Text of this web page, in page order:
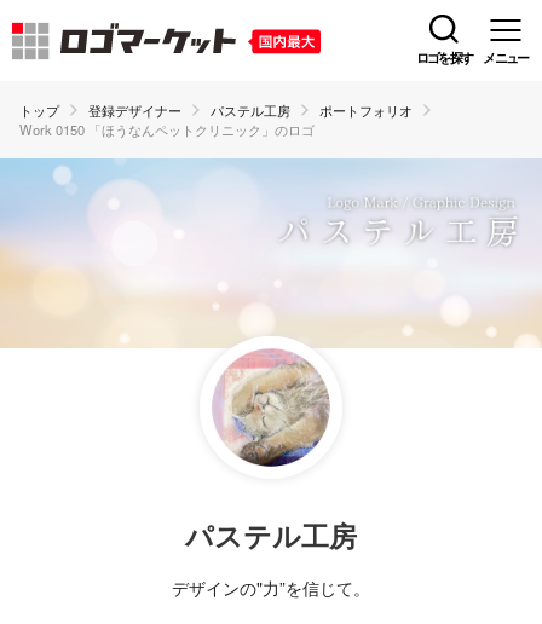
ロゴを探す メニュー
トップ 登録デザイナー パステル工房
ポートフォリオ
Work 0150 「ほうなんペットクリニック」のロゴ
パステル工房
デザインの"力”を信じて。